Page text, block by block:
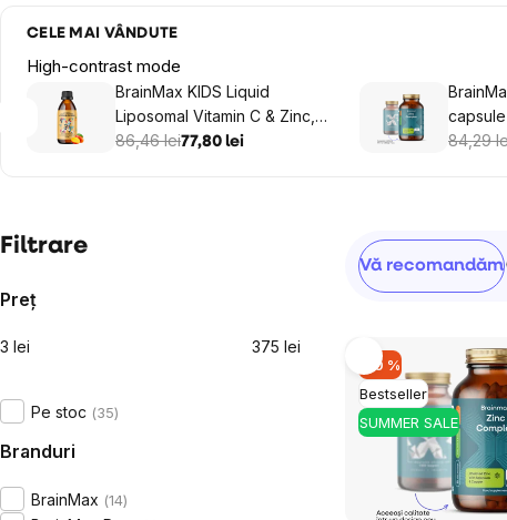
CELE MAI VÂNDUTE
High-contrast mode
BrainMax KIDS Liquid
Liposomal Vitamin C & Zinc,
mango, 150 ml
86,46 lei77,80 lei
84,29
Bară
laterală
Filtrare
Preţ
3 lei 375 lei
Pe stoc 35
Branduri
BrainMax 14
Selectarea
produsului
Vă recomandăm
Listă
produse
Bestseller
SUMMER SALE
–10 %